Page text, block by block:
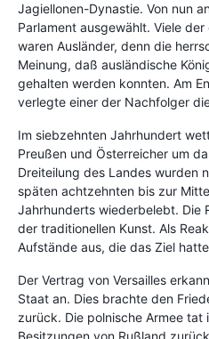
Jagiellonen-Dynastie. Von nun
Parlament ausgewählt. Viele
waren Ausländer, denn die
Meinung, daß ausländische
gehalten werden konnten. Am
verlegte einer der Nachfolger
Im siebzehnten Jahrhundert
Preußen und Österreicher um
Dreiteilung des Landes wurden
späten achtzehnten bis zur
Jahrhunderts wiederbelebt. Die
der traditionellen Kunst. Als
Aufstände aus, die das Ziel
Der Vertrag von Versailles
Staat an. Dies brachte den
zurück. Die polnische Armee tat